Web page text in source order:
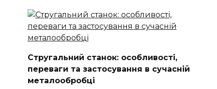
Стругальний станок: особливості,
переваги та застосування в сучасній
металообробці